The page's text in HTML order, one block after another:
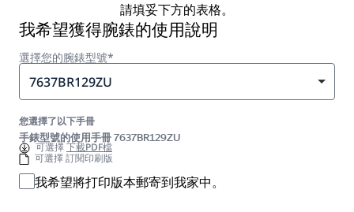
請填妥下方的表格。
我希望獲得腕錶的使用說明
選擇您的腕錶型號*
7637BR129ZU
您選擇了以下手冊
手錶型號的使用手冊 7637BR129ZU
可選擇下載PDF檔
可選擇 訂閱印刷版
我希望將打印版本郵寄到我家中。